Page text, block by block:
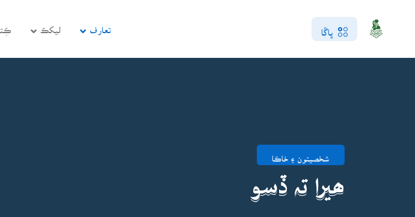
ڀاڱا تعارف ليکڪ
شخصيتون ۽ خاڪا
ھيرا تہ ڏسو